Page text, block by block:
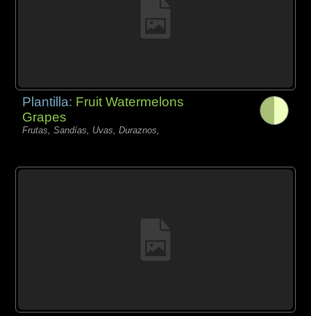
Plantilla: Fruit Watermelons
Grapes
Frutas, Sandías, Uvas, Duraznos,